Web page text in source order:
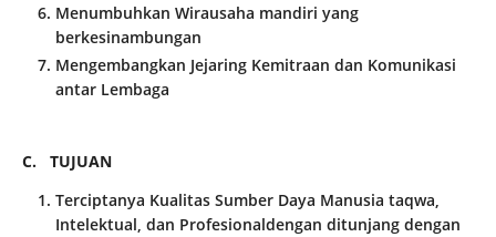
Menumbuhkan Wirausaha mandiri yang
berkesinambungan
Mengembangkan Jejaring Kemitraan dan Komunikasi
antar Lembaga
C. TUJUAN
Terciptanya Kualitas Sumber Daya Manusia taqwa,
Intelektual, dan Profesionaldengan ditunjang dengan